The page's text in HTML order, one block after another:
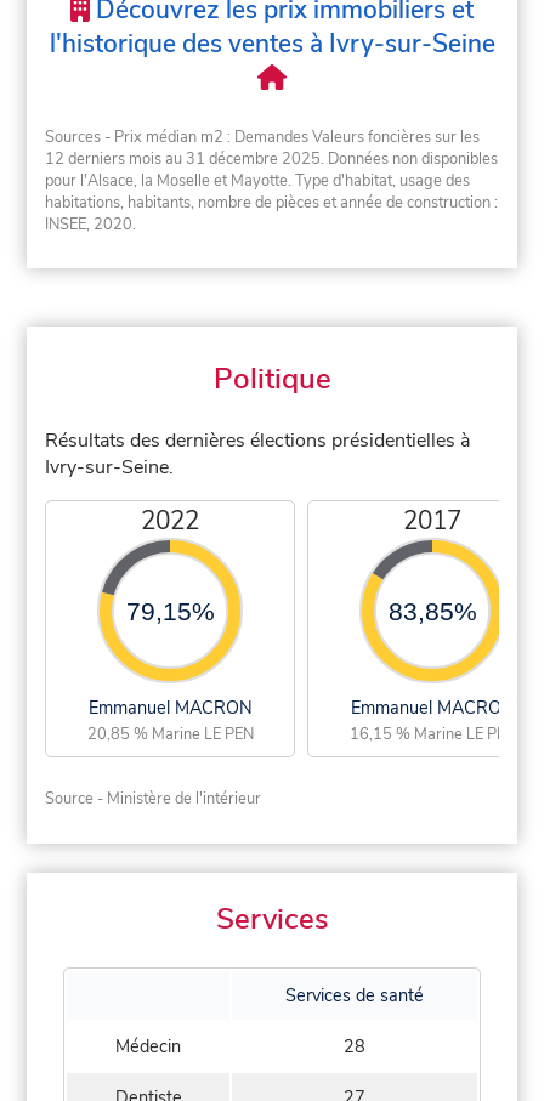
Découvrez les prix immobiliers et
l'historique des ventes à Ivry-sur-Seine
Sources - Prix médian m2 : Demandes Valeurs foncières sur les
12 derniers mois au 31 décembre 2025. Données non disponibles
pour l'Alsace, la Moselle et Mayotte. Type d'habitat, usage des
habitations, habitants, nombre de pièces et année de construction :
INSEE, 2020.
Politique
Résultats des dernières élections présidentielles à
Ivry-sur-Seine.
2022
79,15%
Emmanuel MACRON
20,85 % Marine LE PEN
2017
83,85%
Emmanuel MACRON
16,15 % Marine LE PEN
Source - Ministère de l'intérieur
Services
Services de santé
Médecin 28